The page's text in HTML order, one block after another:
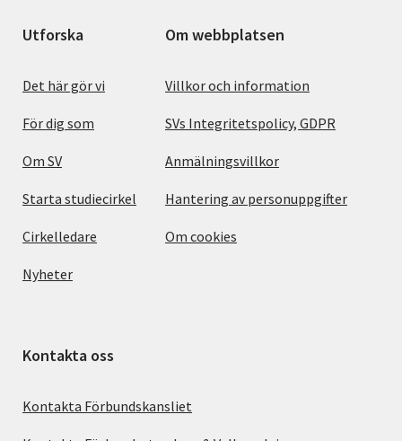
Utforska
Det här gör vi
För dig som
Om SV
Starta studiecirkel
Cirkelledare
Nyheter
Om webbplatsen
Villkor och information
SVs Integritetspolicy, GDPR
Anmälningsvillkor
Hantering av personuppgifter
Om cookies
Kontakta oss
Kontakta Förbundskansliet